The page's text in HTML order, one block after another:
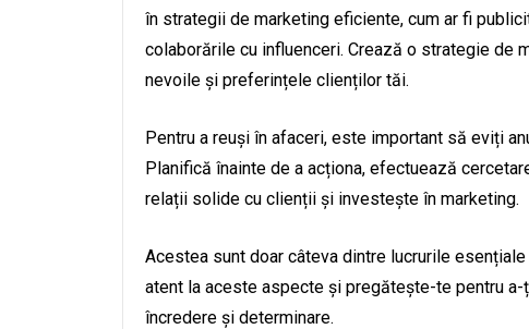
în strategii de marketing eficiente, cum ar fi
colaborările cu influenceri. Crează o strategie de
nevoile și preferințele clienților tăi.
Pentru a reuși în afaceri, este important să eviți
Planifică înainte de a acționa, efectuează
relații solide cu clienții și investește în marketing.
Acestea sunt doar câteva dintre lucrurile
atent la aceste aspecte și pregătește-te pentru
încredere și determinare.